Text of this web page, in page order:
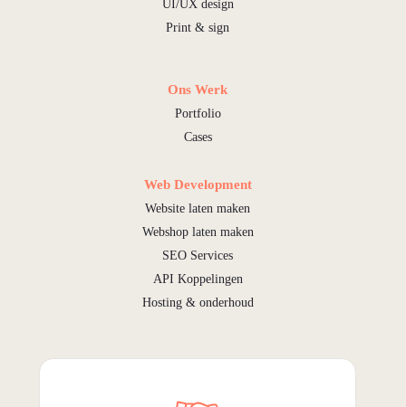
UI/UX design
Print & sign
Ons Werk
Portfolio
Cases
Web Development
Website laten maken
Webshop laten maken
SEO Services
API Koppelingen
Hosting & onderhoud